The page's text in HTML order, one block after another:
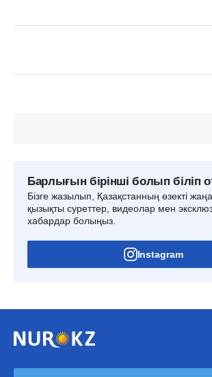
Барлығын бірінші болып біліп
Бізге жазылып, Қазақстанның өзекті
қызықты суреттер, видеолар мен
хабардар болыңыз.
Instagram